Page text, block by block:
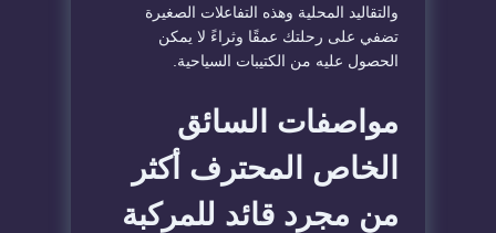
والتقاليد المحلية وهذه التفاعلات الصغيرة
تضفي على رحلتك عمقًا وثراءً لا يمكن
الحصول عليه من الكتيبات السياحية.
مواصفات السائق
الخاص المحترف أكثر
من مجرد قائد للمركبة